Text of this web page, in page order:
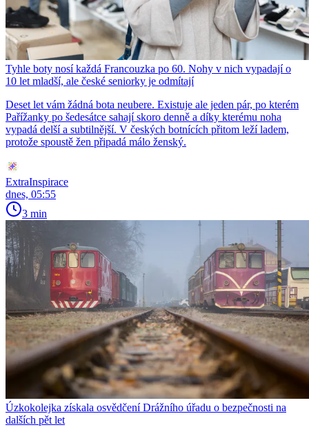
Tyhle boty nosí každá Francouzka po 60. Nohy v nich vypadají o
10 let mladší, ale české seniorky je odmítají
Deset let vám žádná bota neubere. Existuje ale jeden pár, po kterém
Pařížanky po šedesátce sahají skoro denně a díky kterému noha
vypadá delší a subtilnější. V českých botnících přitom leží ladem,
protože spoustě žen připadá málo ženský.
ExtraInspirace
dnes, 05:55
3 min
Úzkokolejka získala osvědčení Drážního úřadu o bezpečnosti na
dalších pět let